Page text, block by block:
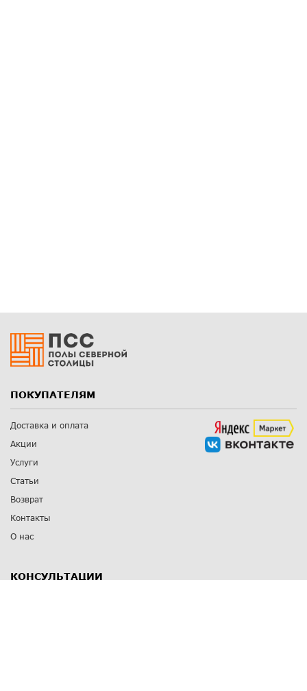
ПОКУПАТЕЛЯМ
Доставка и оплата
Акции
Услуги
Статьи
Возврат
Контакты
О нас
КОНСУЛЬТАЦИИ